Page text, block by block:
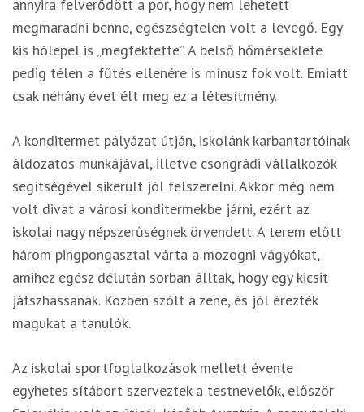
annyira felverődött a por, hogy nem lehetett
megmaradni benne, egészségtelen volt a levegő. Egy
kis hólepel is „megfektette”. A belső hőmérséklete
pedig télen a fűtés ellenére is mínusz fok volt. Emiatt
csak néhány évet élt meg ez a létesítmény.
A konditermet pályázat útján, iskolánk karbantartóinak
áldozatos munkájával, illetve csongrádi vállalkozók
segítségével sikerült jól felszerelni. Akkor még nem
volt divat a városi konditermekbe járni, ezért az
iskolai nagy népszerűségnek örvendett. A terem előtt
három pingpongasztal várta a mozogni vágyókat,
amihez egész délután sorban álltak, hogy egy kicsit
játszhassanak. Közben szólt a zene, és jól érezték
magukat a tanulók.
Az iskolai sportfoglalkozások mellett évente
egyhetes sítábort szerveztek a testnevelők, először